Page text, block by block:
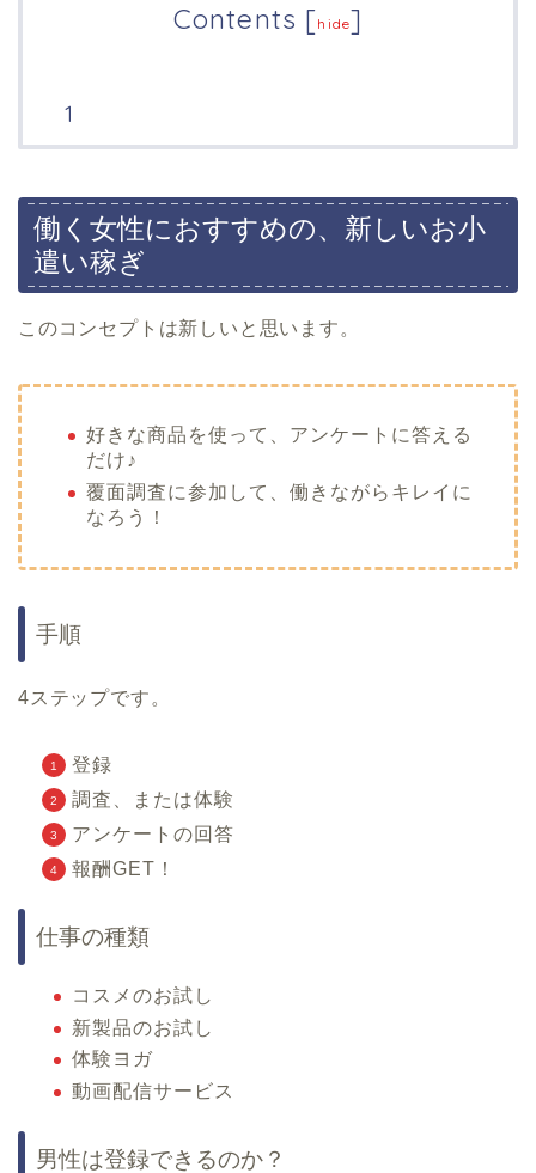
Contents [hide]
働く女性におすすめの、新しいお小
遣い稼ぎ
このコンセプトは新しいと思います。
好きな商品を使って、アンケートに答える
だけ♪
覆面調査に参加して、働きながらキレイに
なろう！
手順
4ステップです。
登録
調査、または体験
アンケートの回答
報酬GET！
仕事の種類
コスメのお試し
新製品のお試し
体験ヨガ
動画配信サービス
男性は登録できるのか？